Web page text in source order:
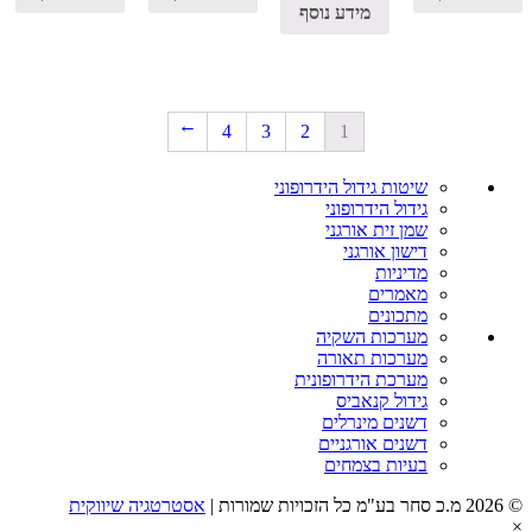
מידע נוסף
1
2
3
4
→
שיטות גידול הידרופוני
גידול הידרופוני
שמן זית אורגני
דישון אורגני
מדיניות
מאמרים
מתכונים
מערכות השקיה
מערכות תאורה
מערכת הידרופונית
גידול קנאביס
דשנים מינרלים
דשנים אורגניים
בעיות בצמחים
© 2026 מ.כ סחר בע"מ כל הזכויות שמורות |
אסטרטגיה שיווקית
×